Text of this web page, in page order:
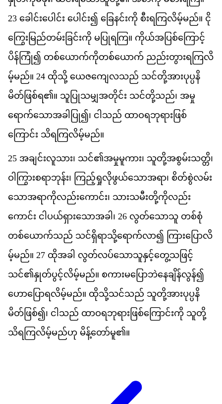
23 ခ ငပ င ပ င်း၍ ခနငက စရ ကလမမည်။ င
က မညတမ ခငက မ ပရ ကြ။ ကယအ ပစကင
ပန ကြုံ၍ တစယကကတစယက ညညတရ ကလ
မမည်။ 24 ထသ ယဇကလသည သငတအပပန
မတ ဖစရ၏။ သ ပသမအတင သငတသည်၊ အမ
ရကသအခ ပြု၍၊ င သည ထဝရဘရ ဖစ
ကင သရ ကလမမည်။
25 အခငလသား၊ သင်၏​အမမကား၊ သတအစမသတိ၊
ဝ ကစရဘန်း၊ ကညရလဖယသအရာ၊ စတစလမ
သအရကလညကင်း၊ သသမတကလည
ကင င ပယရသအခ ါ၊ 26 လတသသ တစစ
တစယကသည သငရရသရကလာ၍ ကပလ
မမည်။ 27 ထအခ လတလပသသနငတသ ဖင
သင်၏​နတပငလမမည်။ စကမပဘနခနလန်၍
ဟပရလမမည်။ ထသသငသည သတအပပန
မတ ဖစ်၍၊ င သည ထဝရဘရ ဖစကငက သတ
သရ ကလမမညဟ မနတမူ၏။